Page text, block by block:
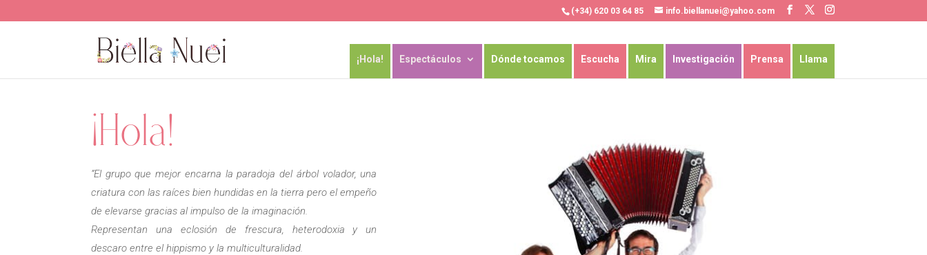
(+34) 620 03 64 85 info.biellanuei@yahoo.com
¡Hola! Espectáculos Dónde tocamos Escucha Mira Investigación Prensa Llama
¡Hola!
”El grupo que mejor encarna la paradoja del árbol volador, una
criatura con las raíces bien hundidas en la tierra pero el empeño
de elevarse gracias al impulso de la imaginación.
Representan una eclosión de frescura, heterodoxia y un
descaro entre el hippismo y la multiculturalidad.